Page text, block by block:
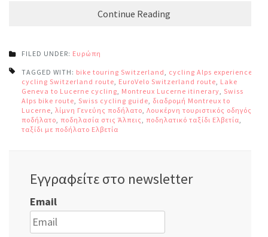
Continue Reading
FILED UNDER: Ευρώπη
TAGGED WITH: bike touring Switzerland, cycling Alps experience
cycling Switzerland route, EuroVelo Switzerland route, Lake
Geneva to Lucerne cycling, Montreux Lucerne itinerary, Swiss
Alps bike route, Swiss cycling guide, διαδρομή Montreux to
Lucerne, λίμνη Γενεύης ποδήλατο, Λουκέρνη τουριστικός οδηγός
ποδήλατο, ποδηλασία στις Άλπεις, ποδηλατικό ταξίδι Ελβετία,
ταξίδι με ποδήλατο Ελβετία
Εγγραφείτε στο newsletter
Email